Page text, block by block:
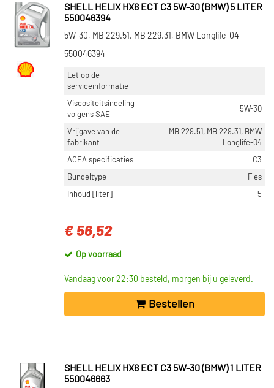
VISCOSITEITSINDELING VOLGENS SAE
5W-30 (157)
5W-40 (129)
0W-30 (33)
10W-40 (23)
NETDIEPTE [MM]
300 (24)
540 (21)
SHELL HELIX HX8 ECT C3 5W-30 (BMW) 5 LITER
550046394
5W-30, MB 229.51, MB 229.31, BMW Longlife-04
550046394
Let op de
serviceinformatie
Viscositeitsindeling
volgens SAE
5W-30
Vrijgave van de
fabrikant
MB 229.51, MB 229.31, BMW
Longlife-04
ACEA specificaties
C3
Bundeltype
Fles
Inhoud [liter]
5
€ 56,52
Op voorraad
Vandaag voor 22:30 besteld, morgen bij u geleverd.
Bestellen
SHELL HELIX HX8 ECT C3 5W-30 (BMW) 1 LITER
550046663